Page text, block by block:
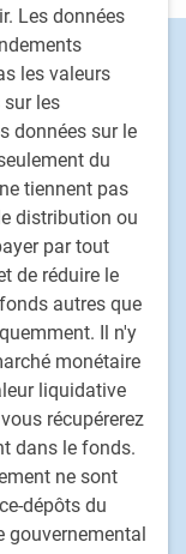
Les données
les valeurs
les
données sur le
du
tiennent pas
distribution ou
par tout
de réduire le
autres que
Il n'y
monétaire
liquidative
récupérerez
dans le fonds.
ne sont
dépôts du
gouvernemental